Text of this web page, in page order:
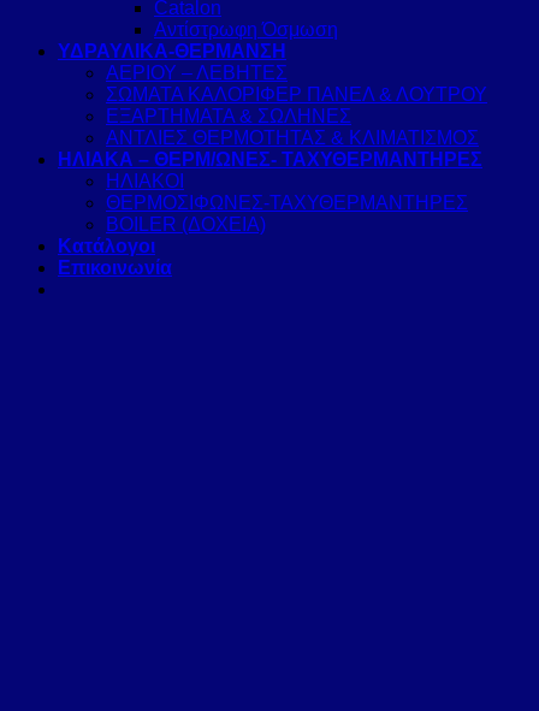
Catalon
Αντίστρωφη Όσμωση
ΥΔΡΑΥΛΙΚΑ-ΘΕΡΜΑΝΣΗ
ΑΕΡΙΟΥ – ΛΕΒΗΤΕΣ
ΣΩΜΑΤΑ ΚΑΛΟΡΙΦΕΡ ΠΑΝΕΛ & ΛΟΥΤΡΟΥ
ΕΞΑΡΤΗΜΑΤΑ & ΣΩΛΗΝΕΣ
ΑΝΤΛΙΕΣ ΘΕΡΜΟΤΗΤΑΣ & ΚΛΙΜΑΤΙΣΜΟΣ
ΗΛΙΑΚΑ – ΘΕΡΜ/ΩΝΕΣ- ΤΑΧΥΘΕΡΜΑΝΤΗΡΕΣ
ΗΛΙΑΚΟΙ
ΘΕΡΜΟΣΙΦΩΝΕΣ-ΤΑΧΥΘΕΡΜΑΝΤΗΡΕΣ
BOILER (ΔΟΧΕΙΑ)
Κατάλογοι
Επικοινωνία